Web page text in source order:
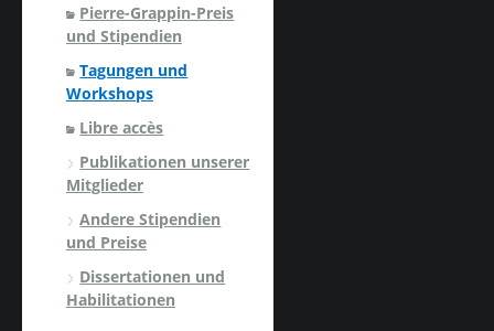
Pierre-Grappin-Preis
und Stipendien
Tagungen und
Workshops
Libre accès
Publikationen unserer
Mitglieder
Andere Stipendien
und Preise
Dissertationen und
Habilitationen